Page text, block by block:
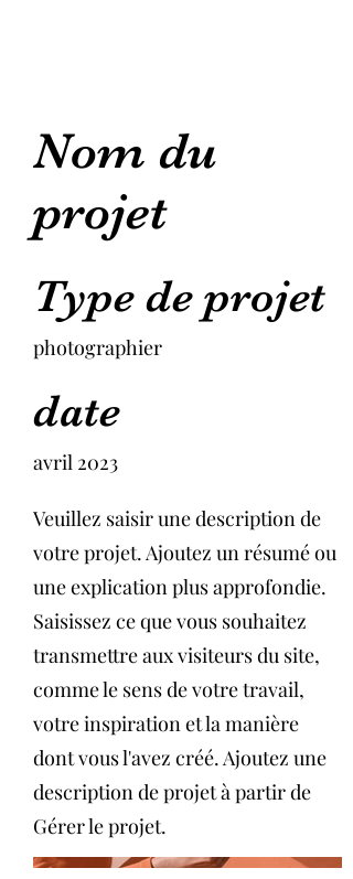
Nom du
projet
Type de projet
photographier
date
avril 2023
Veuillez saisir une description de
votre projet. Ajoutez un résumé ou
une explication plus approfondie.
Saisissez ce que vous souhaitez
transmettre aux visiteurs du site,
comme le sens de votre travail,
votre inspiration et la manière
dont vous l'avez créé. Ajoutez une
description de projet à partir de
Gérer le projet.